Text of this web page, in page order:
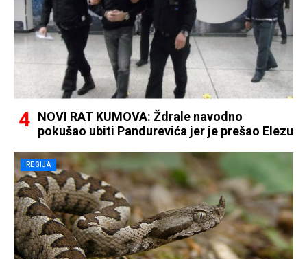
NOVI RAT KUMOVA: Ždrale navodno
pokušao ubiti Pandurevića jer je prešao Elezu
REGIJA